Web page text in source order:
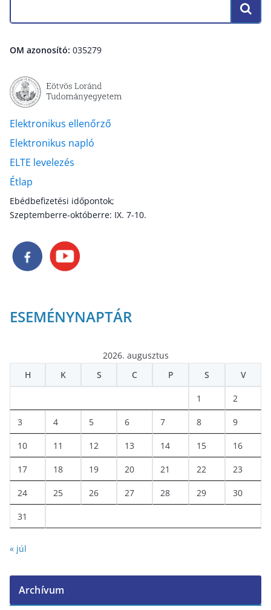
OM azonosító: 035279
Elektronikus ellenőrző
Elektronikus napló
ELTE levelezés
Étlap
Ebédbefizetési időpontok;
Szeptemberre-októberre: IX. 7-10.
ESEMÉNYNAPTÁR
2026. augusztus
H
K S C P S V
1 2
3 4 5 6 7 8 9
10 11 12 13 14 15 16
17 18 19 20 21 22 23
24 25 26 27 28 29 30
31
« júl
Archívum